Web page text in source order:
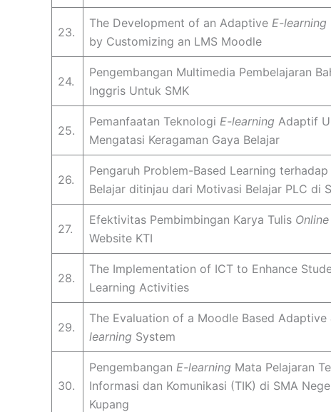
23.
The Development of an Adaptive E-learning
by Customizing an LMS Moodle
24.
Pengembangan Multimedia Pembelajaran
Inggris Untuk SMK
25.
Pemanfaatan Teknologi E-learning Adaptif
Mengatasi Keragaman Gaya Belajar
26.
Pengaruh Problem-Based Learning terhadap
Belajar ditinjau dari Motivasi Belajar PLC di
27.
Efektivitas Pembimbingan Karya Tulis Online
Website KTI
28.
The Implementation of ICT to Enhance
Learning Activities
29.
The Evaluation of a Moodle Based Adaptive
learning System
30.
Pengembangan E-learning Mata Pelajaran
Informasi dan Komunikasi (TIK) di SMA
Kupang